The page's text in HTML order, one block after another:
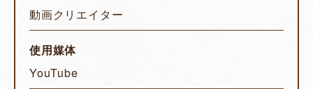
動画クリエイター
使用媒体
YouTube